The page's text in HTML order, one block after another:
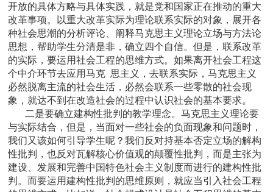
开放的具体方略与具体实践，就是党和国家正在推动的重大
改革事项。以重大改革实际为理论联系实际的对象，展开各
种社会思潮的分析评论、阐释马克思主义理论立场与方法论
思想，帮助学生分清是非，确立四个自信。但是，联系改革
的实际，要运用社会工程的思维方式。如果离开社会工程这
个中介环节去应用马克 思主义，去联系实际，马克思主义
必然脱离主流的社会生活，必然会联系一些零散的社会现
象，就达不到在改造社会的过程中认识社会的基本要求。
二是要确立建构性批判的教学理念。马克思主义理论要
与实际结合，但是，当面对一些社会的负面现象和问题时，
我们又该如何引导学生呢？我们反对持基本否定立场的解构
性批判，也反对瓦解核心价值观的颠覆性批判，而是主张为
建设、发展和完善中国特色社会主义制度而进行的建构性批
判。而要运用建构性批判的思维原则，就应当引入社会工程